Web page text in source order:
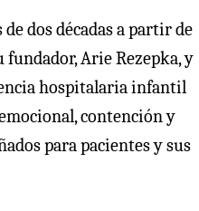
dos décadas a partir de
Arie Rezepka, y
hospitalaria infantil
contención y
para pacientes y sus